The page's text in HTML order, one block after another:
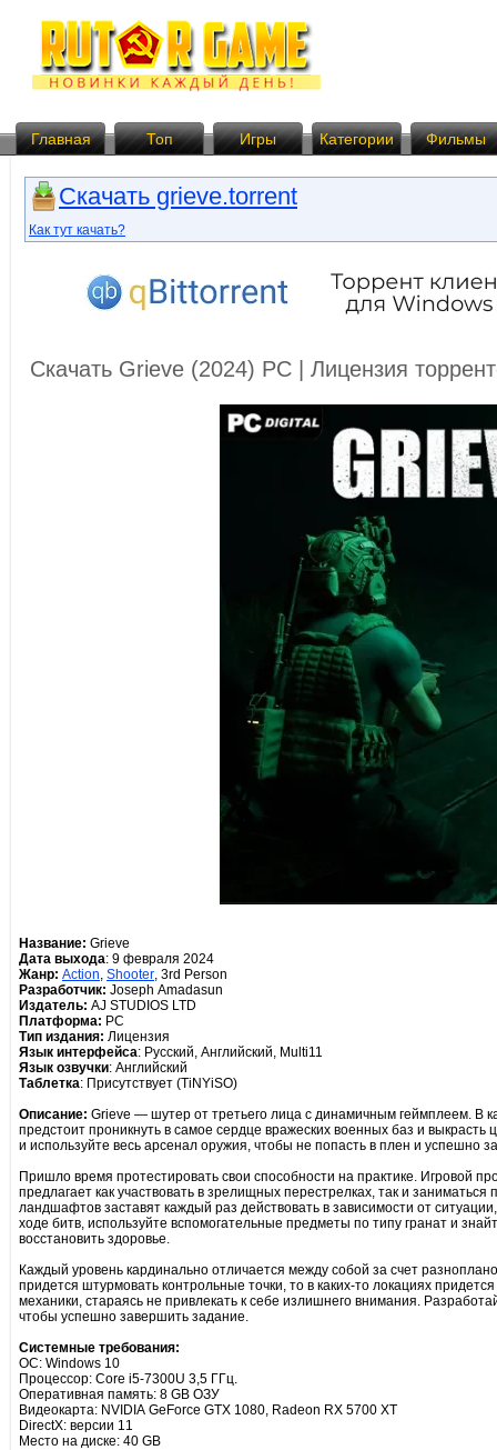
Главная Топ Игры Категории Фильмы
Скачать grieve.torrent
Как тут качать?
Скачать Grieve (2024) PC | Лицензия
Название: Grieve
Дата выхода: 9 февраля 2024
Жанр: Action, Shooter, 3rd Person
Разработчик: Joseph Amadasun
Издатель: AJ STUDIOS LTD
Платформа: PC
Тип издания: Лицензия
Язык интерфейса: Русский, Английский, Multi11
Язык озвучки: Английский
Таблетка: Присутствует (TiNYiSO)
Описание: Grieve — шутер от третьего лица с динамичным геймплеем. В
предстоит проникнуть в самое сердце вражеских военных баз и
и используйте весь арсенал оружия, чтобы не попасть в плен и успешно
Пришло время протестировать свои способности на практике. Игровой
предлагает как участвовать в зрелищных перестрелках, так и
ландшафтов заставят каждый раз действовать в зависимости от
ходе битв, используйте вспомогательные предметы по типу гранат и
восстановить здоровье.
Каждый уровень кардинально отличается между собой за счет
придется штурмовать контрольные точки, то в каких-то локациях
механики, стараясь не привлекать к себе излишнего внимания.
чтобы успешно завершить задание.
Системные требования:
ОС: Windows 10
Процессор: Core i5-7300U 3,5 ГГц.
Оперативная память: 8 GB ОЗУ
Видеокарта: NVIDIA GeForce GTX 1080, Radeon RX 5700 XT
DirectX: версии 11
Место на диске: 40 GB